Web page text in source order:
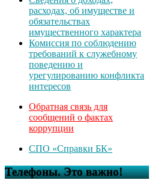
расходах, об имуществе и
обязательствах
имущественного характера
Комиссия по соблюдению
требований к служебному
поведению и
урегулированию конфликта
интересов
Обратная связь для
сообщений о фактах
коррупции
СПО «Справки БК»
Телефоны. Это важно!